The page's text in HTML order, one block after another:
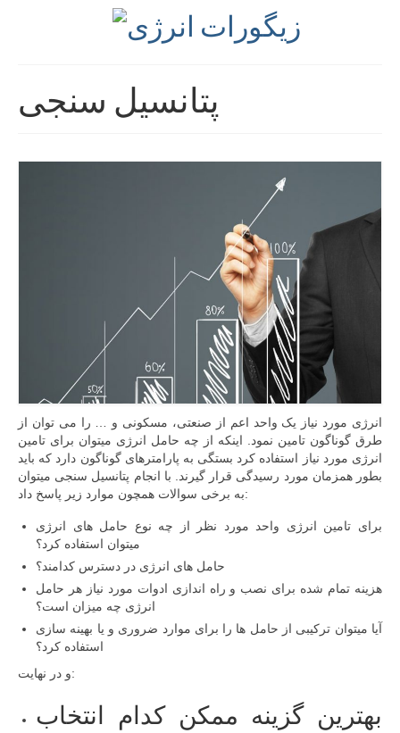
پتانسیل سنجی
انرژی مورد نیاز یک واحد اعم از صنعتی، مسکونی و … را می توان از
طرق گوناگون تامین نمود. اینکه از چه حامل انرژی میتوان برای تامین
انرژی مورد نیاز استفاده کرد بستگی به پارامترهای گوناگون دارد که باید
بطور همزمان مورد رسیدگی قرار گیرند. با انجام پتانسیل سنجی میتوان
به برخی سوالات همچون موارد زیر پاسخ داد:
برای تامین انرژی واحد مورد نظر از چه نوع حامل های انرژی
میتوان استفاده کرد؟
حامل های انرژی در دسترس کدامند؟
هزینه تمام شده برای نصب و راه اندازی ادوات مورد نیاز هر حامل
انرژی چه میزان است؟
آیا میتوان ترکیبی از حامل ها را برای موارد ضروری و یا بهینه سازی
استفاده کرد؟
و در نهایت:
بهترین گزینه ممکن کدام انتخاب